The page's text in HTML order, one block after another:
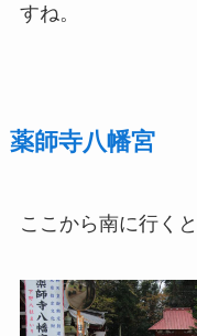
すね。
薬師寺八幡宮
ここから南に行くと